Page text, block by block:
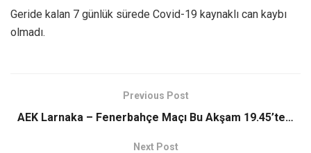
Geride kalan 7 günlük sürede Covid-19 kaynaklı can kaybı
olmadı.
Previous Post
AEK Larnaka – Fenerbahçe Maçı Bu Akşam 19.45’te…
Next Post